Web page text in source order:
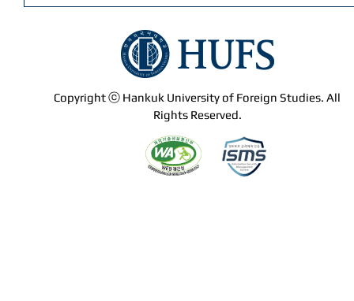
Copyright ⓒ Hankuk University of Foreign Studies. All
Rights Reserved.